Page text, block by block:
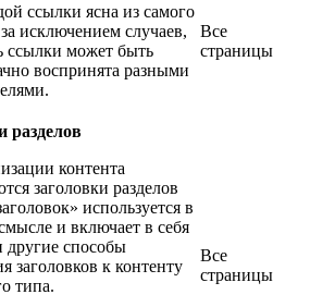
ссылки ясна из самого
за исключением случаев,
ссылки может быть
воспринята разными
Все
страницы
разделов
контента
заголовки разделов
используется в
и включает в себя
другие способы
заголовков к контенту
типа.
Все
страницы